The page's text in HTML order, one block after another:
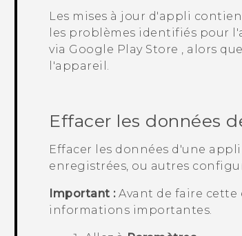
Les mises à jour d'appli
les problèmes identifiés pour
via Google Play Store , alors
l'appareil.
Effacer les données
Effacer les données d'une
enregistrées, ou autres
Important :Avant de faire cette
informations importantes.